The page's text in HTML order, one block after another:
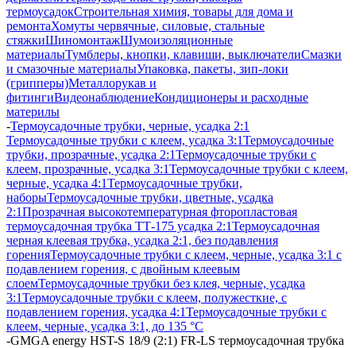
термоусадокСтроительная химия, товары для дома и
ремонтаХомуты червячные, силовые, стальные
стяжкиШиномонтажШумоизоляционные
материалыТумблеры, кнопки, клавиши, выключателиСмазки
и смазочные материалыУпаковка, пакеты, зип-локи
(грипперы)Металлорукав и
фитингиВидеонаблюдениеКондиционеры и расходные
материлы
-Термоусадочные трубки, черные, усадка 2:1
Термоусадочные трубки с клеем, усадка 3:1Термоусадочные
трубки, прозрачные, усадка 2:1Термоусадочные трубки с
клеем, прозрачные, усадка 3:1Термоусадочные трубки с клеем,
черные, усадка 4:1Термоусадочные трубки,
наборыТермоусадочные трубки, цветные, усадка
2:1Прозрачная высокотемпературная фторопластовая
термоусадочная трубка ТТ-175 усадка 2:1Термоусадочная
черная клеевая трубка, усадка 2:1, без подавления
горенияТермоусадочные трубки с клеем, черные, усадка 3:1 с
подавлением горения, с двойным клеевым
слоемТермоусадочные трубки без клея, черные, усадка
3:1Термоусадочные трубки с клеем, полужесткие, с
подавлением горения, усадка 4:1Термоусадочные трубки с
клеем, черные, усадка 3:1, до 135 °C
-GMGA energy HST-S 18/9 (2:1) FR-LS термоусадочная трубка